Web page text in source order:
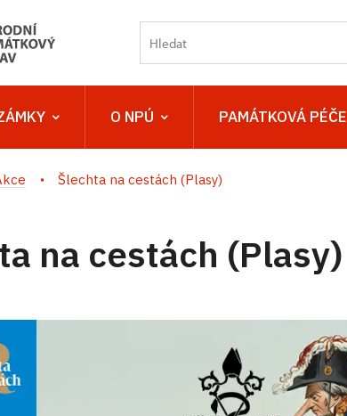
O NPÚ PAMÁTKOVÁ PÉČE
Šlechta na cestách (Plasy)
na cestách (Plasy)